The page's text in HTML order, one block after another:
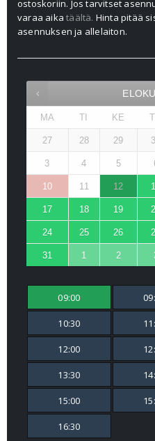
ostoskoriin. Jos tarvitset
varaa aikatäältä. Hinta pitää
asennuksen ja allelaiton.
MA TI KE
27 28 29
3 4 5
10 11 12
17 18 19
24 25 26
31 1 2
09:00
10:30
12:00
13:30
15:00
16:30